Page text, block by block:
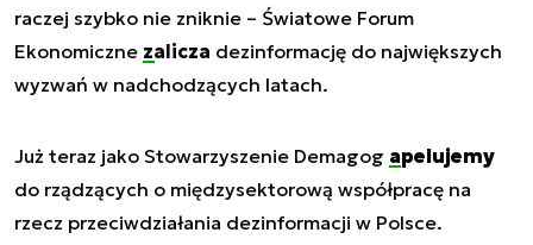
raczej szybko nie zniknie – Światowe Forum
Ekonomiczne zalicza dezinformację do największych
wyzwań w nadchodzących latach.
Już teraz jako Stowarzyszenie Demagog apelujemy
do rządzących o międzysektorową współpracę na
rzecz przeciwdziałania dezinformacji w Polsce.